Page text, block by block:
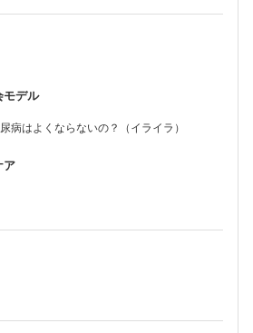
のケア
れとも何か怖い病気？（よくわかんない...）
糖コントロールが悪くなったのだろう？
だけでは症状が緩和できません!?...困った！
題
ョン
診断に自信がない ましてや治療できるだろう
デル
病はよくならないの？（イライラ）
ア
どうやって向き合えばいいの？
で途方に暮れています...